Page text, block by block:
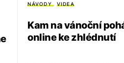
NÁVODY VIDEA
Kam na vánoční
online ke zhlédnutí